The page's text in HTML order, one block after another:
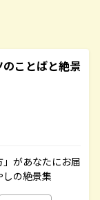
ことばと絶景
があなたにお届
の絶景集